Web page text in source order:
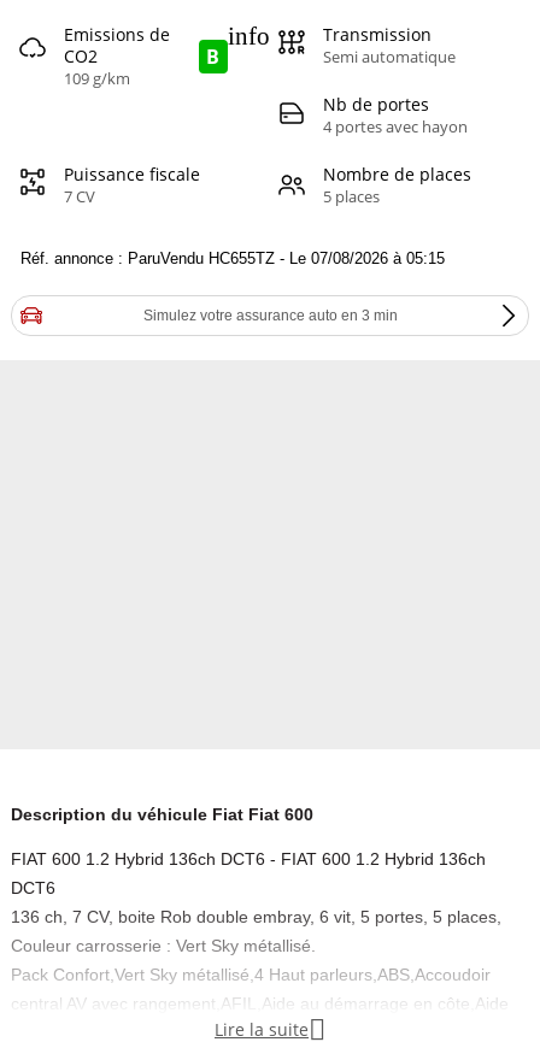
Emissions de
CO2
109 g/km
B
info Transmission
Semi automatique
Nb de portes
4 portes avec hayon
Puissance fiscale
7 CV
Nombre de places
5 places
Réf. annonce : ParuVendu HC655TZ - Le 07/08/2026 à 05:15
Simulez votre assurance auto en 3 min
Description du véhicule Fiat Fiat 600
FIAT 600 1.2 Hybrid 136ch DCT6 - FIAT 600 1.2 Hybrid 136ch
DCT6
136 ch, 7 CV, boite Rob double embray, 6 vit, 5 portes, 5 places,
Couleur carrosserie : Vert Sky métallisé.
Pack Confort,Vert Sky métallisé,4 Haut parleurs,ABS,Accoudoir
central AV avec rangement,AFIL,Aide au démarrage en côte,Aide
au freinage d'urgence,Airbag conducteur,Airbag passager,Airbag
Lire la suite 